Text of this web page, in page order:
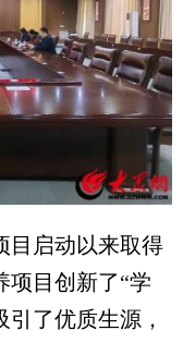
启动以来取得
项目创新了“学
了优质生源，